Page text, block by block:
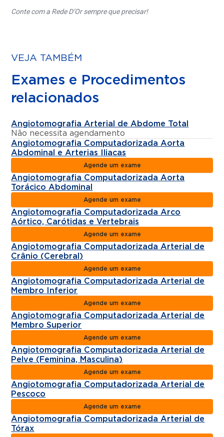
Conte com a Rede D’Or sempre que precisar!
VEJA TAMBÉM
Exames e Procedimentos
relacionados
Angiotomografia Arterial de Abdome Total
Não necessita agendamento
Angiotomografia Computadorizada Aorta
Abdominal e Arterias Iliacas
Agende um exame
Angiotomografia Computadorizada Aorta
Torácico Abdominal
Agende um exame
Angiotomografia Computadorizada Arco
Aórtico, Carótidas e Vertebrais
Agende um exame
Angiotomografia Computadorizada Arterial de
Crânio (Cerebral)
Agende um exame
Angiotomografia Computadorizada Arterial de
Membro Inferior
Agende um exame
Angiotomografia Computadorizada Arterial de
Membro Superior
Agende um exame
Angiotomografia Computadorizada Arterial de
Pelve (Feminina, Masculina)
Agende um exame
Angiotomografia Computadorizada Arterial de
Pescoço
Agende um exame
Angiotomografia Computadorizada Arterial de
Tórax